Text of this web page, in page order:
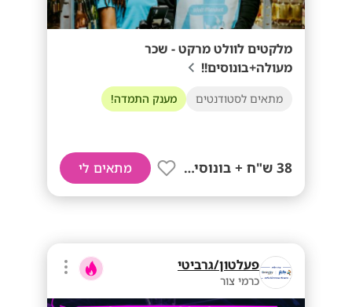
מלקטים לוולט מרקט - שכר
מעולה+בונוסים!!
מתאים לסטודנטים מענק התמדה!
38 ש"ח + בונוסים!! מתאים לי
פעלטון/גרביטי
כרמי צור